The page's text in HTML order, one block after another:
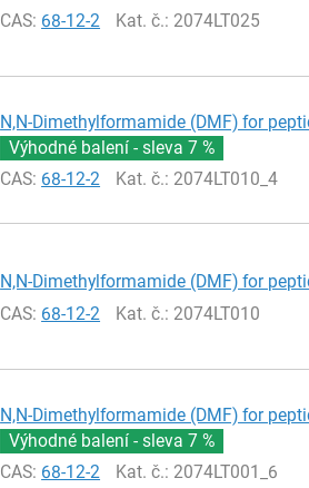
CAS: 68-12-2 Kat. č.: 2074LT025
N,N-Dimethylformamide (DMF) for
Výhodné balení - sleva7 %
CAS: 68-12-2 Kat. č.: 2074LT010_4
N,N-Dimethylformamide (DMF) for
CAS: 68-12-2 Kat. č.: 2074LT010
N,N-Dimethylformamide (DMF) for
Výhodné balení - sleva7 %
CAS: 68-12-2 Kat. č.: 2074LT001_6